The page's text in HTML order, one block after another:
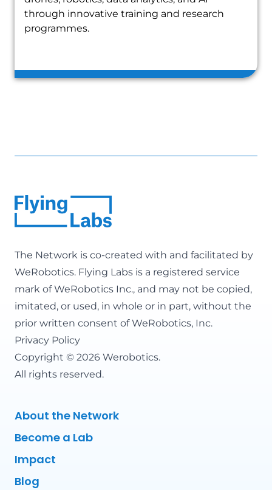
through innovative training and research
programmes.
The Network is co-created with and facilitated by
WeRobotics. Flying Labs is a registered service
mark of WeRobotics Inc., and may not be copied,
imitated, or used, in whole or in part, without the
prior written consent of WeRobotics, Inc.
Privacy Policy
Copyright © 2026 Werobotics.
All rights reserved.
About the Network
Become a Lab
Impact
Blog